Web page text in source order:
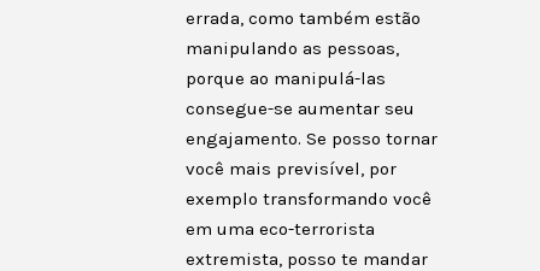
errada, como também estão
manipulando as pessoas,
porque ao manipulá-las
consegue-se aumentar seu
engajamento. Se posso tornar
você mais previsível, por
exemplo transformando você
em uma eco-terrorista
extremista, posso te mandar